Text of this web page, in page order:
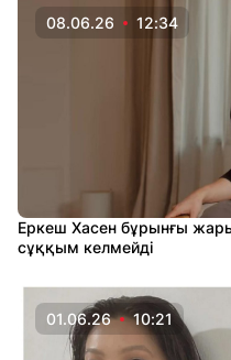
08.06.26 12:34
Еркеш Хасен бұрынғы
сұққым келмейді
01.06.26 10:21